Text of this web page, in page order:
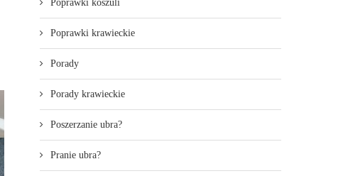
Poprawki koszuli
Poprawki krawieckie
Porady
Porady krawieckie
Poszerzanie ubra?
Pranie ubra?